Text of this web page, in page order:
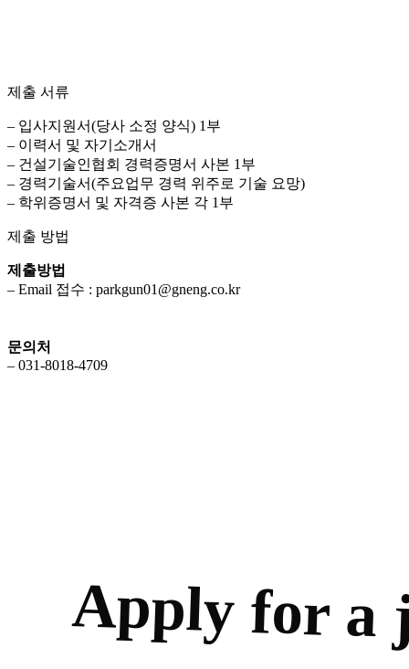
제출 서류
– 입사지원서(당사 소정 양식) 1부
– 이력서 및 자기소개서
– 건설기술인협회 경력증명서 사본 1부
– 경력기술서(주요업무 경력 위주로 기술 요망)
– 학위증명서 및 자격증 사본 각 1부
제출 방법
제출방법
– Email 접수 : parkgun01@gneng.co.kr
문의처
– 031-8018-4709
Apply for a